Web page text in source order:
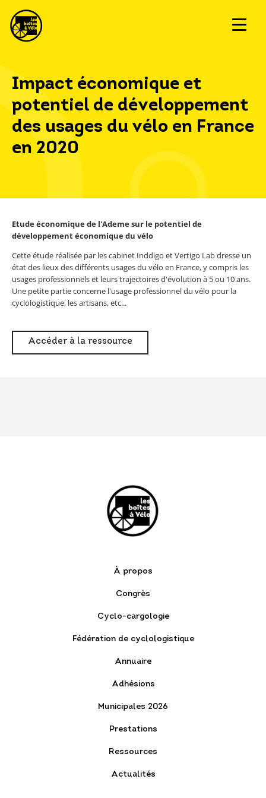
Impact économique et
potentiel de développement
des usages du vélo en France
en 2020
Etude économique de l'Ademe sur le potentiel de
développement économique du vélo
Cette étude réalisée par les cabinet Inddigo et Vertigo Lab dresse un
état des lieux des différents usages du vélo en France, y compris les
usages professionnels et leurs trajectoires d'évolution à 5 ou 10 ans.
Une petite partie concerne l'usage professionnel du vélo pour la
cyclologistique, les artisans, etc...
Accéder à la ressource
À propos
Congrès
Cyclo-cargologie
Fédération de cyclologistique
Annuaire
Adhésions
Municipales 2026
Prestations
Ressources
Actualités